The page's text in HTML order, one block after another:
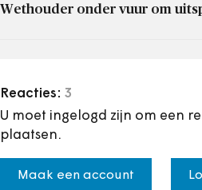
Wethouder onder vuur om
Reacties: 3
U moet ingelogd zijn om een
plaatsen.
Maak een account